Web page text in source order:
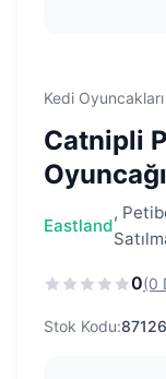
Kedi
Catnipli
Eastland
,
0(0
Stok Kodu: